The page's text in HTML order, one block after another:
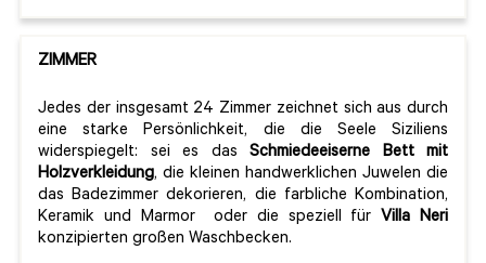
ZIMMER
Jedes der insgesamt 24 Zimmer zeichnet sich aus durch
eine starke Persönlichkeit, die die Seele Siziliens
widerspiegelt: sei es das Schmiedeeiserne Bett mit
Holzverkleidung, die kleinen handwerklichen Juwelen die
das Badezimmer dekorieren, die farbliche Kombination,
Keramik und Marmor oder die speziell für Villa Neri
konzipierten großen Waschbecken.